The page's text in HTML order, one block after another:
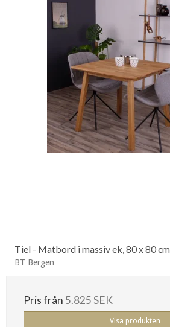
Tiel - Matbord i massiv ek, 80 x 80 cm
BT Bergen
Pris från5.825 SEK
Visa produkten